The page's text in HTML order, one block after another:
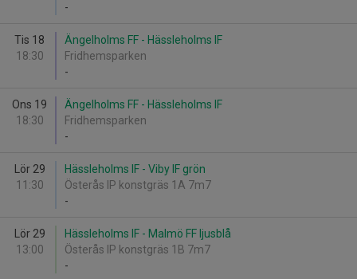
-
Tis 18
18:30
Ängelholms FF - Hässleholms IF
Fridhemsparken
-
Ons 19
18:30
Ängelholms FF - Hässleholms IF
Fridhemsparken
-
Lör 29
11:30
Hässleholms IF - Viby IF grön
Österås IP konstgräs 1A 7m7
-
Lör 29
13:00
Hässleholms IF - Malmö FF ljusblå
Österås IP konstgräs 1B 7m7
-